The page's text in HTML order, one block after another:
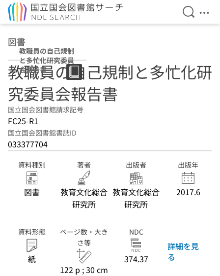
検索を
メ
図書
教職員の自己規制
と多忙化研究委員
会報告書
教職員の自己規制と多忙化研
究委員会報告書
国立国会図書館請求記号
FC25-R1
国立国会図書館書誌ID
033377704
資料種別
図書
著者
教育文化総合
研究所
出版者
教育文化総合
研究所
出版年
2017.6
資料形態
紙
ページ数・大き
さ等
122 p ; 30 cm
NDC
374.37
詳細を見
る